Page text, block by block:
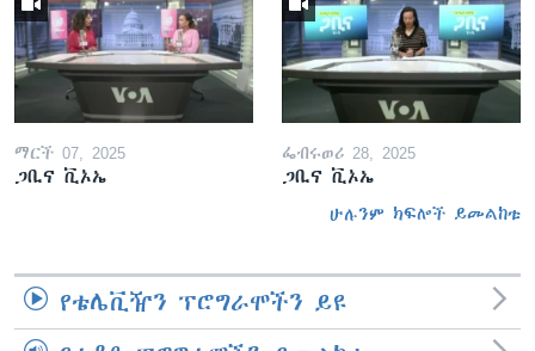
ማርች 07, 2025
ጋቢና ቪኦኤ
ፌብሩወሪ 28, 2025
ጋቢና ቪኦኤ
ሁሉንም ክፍሎች ይመልከቱ
የቴሌቪዥን ፕሮግራሞችን ይዩ